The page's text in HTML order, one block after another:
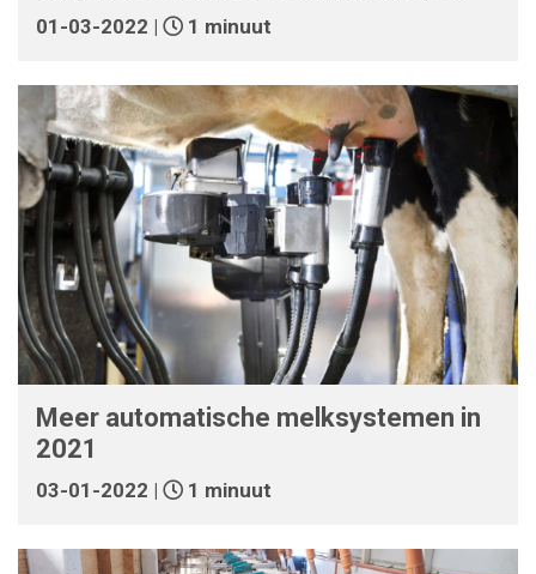
01-03-2022 | 1 minuut
Meer automatische melksystemen in
2021
03-01-2022 | 1 minuut